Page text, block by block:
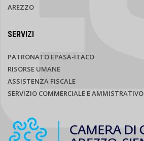
AREZZO
SERVIZI
PATRONATO EPASA-ITACO
RISORSE UMANE
ASSISTENZA FISCALE
SERVIZIO COMMERCIALE E AMMISTRATIVO